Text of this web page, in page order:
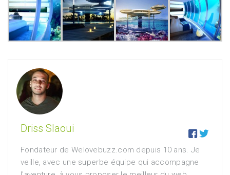
Driss Slaoui 

Fondateur de Welovebuzz.com depuis 10 ans. Je
veille, avec une superbe équipe qui accompagne